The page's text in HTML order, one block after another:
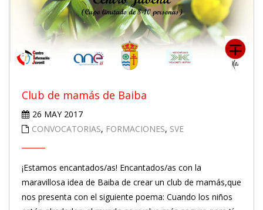
Club de mamás de Baiba
26 MAY 2017
CONVOCATORIAS, FORMACIONES, SVE
¡Estamos encantados/as! Encantados/as con la
maravillosa idea de Baiba de crear un club de mamás,que
nos presenta con el siguiente poema: Cuando los niños